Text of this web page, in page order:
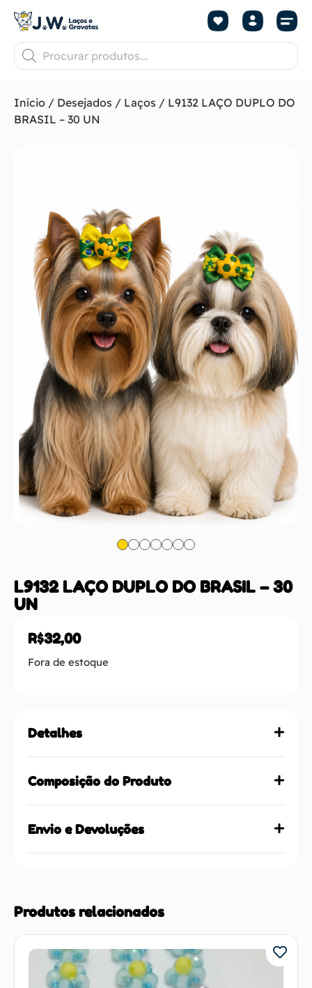
Início / Desejados / Laços / L9132 LAÇO DUPLO DO
BRASIL – 30 UN
L9132 LAÇO DUPLO DO BRASIL – 30
UN
R$32,00
Fora de estoque
Detalhes
Composição do Produto
Envio e Devoluções
Produtos relacionados